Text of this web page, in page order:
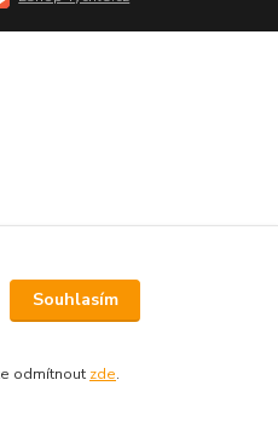
Souhlasím
odmítnout zde.